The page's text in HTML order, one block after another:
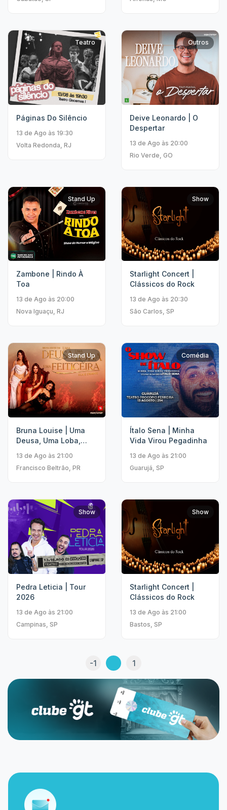
Teatro
Páginas Do Silêncio
13 de Ago às 19:30
Volta Redonda, RJ
Outros
Deive Leonardo | O
Despertar
13 de Ago às 20:00
Rio Verde, GO
Stand Up
Zambone | Rindo À
Toa
13 de Ago às 20:00
Nova Iguaçu, RJ
Show
Starlight Concert |
Clássicos do Rock
13 de Ago às 20:30
São Carlos, SP
Stand Up
Bruna Louise | Uma
Deusa, Uma Loba,
13 de Ago às 21:00
Francisco Beltrão, PR
Comédia
Ítalo Sena | Minha
Vida Virou Pegadinha
13 de Ago às 21:00
Guarujá, SP
Show
Pedra Leticia | Tour
2026
13 de Ago às 21:00
Campinas, SP
Show
Starlight Concert |
Clássicos do Rock
13 de Ago às 21:00
Bastos, SP
-1 1